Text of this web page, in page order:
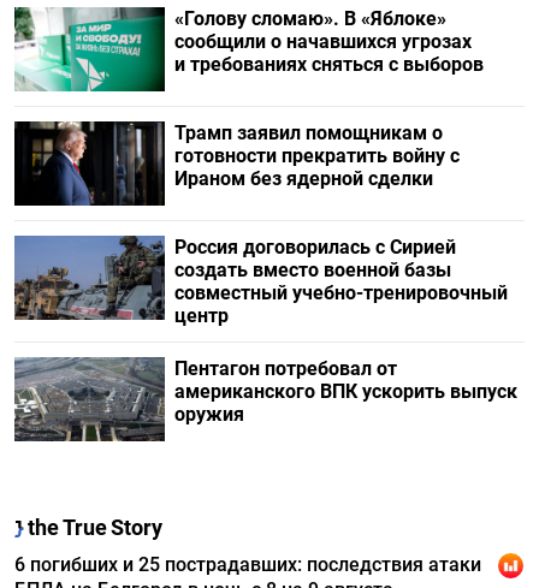
«Голову сломаю». В «Яблоке»
сообщили о начавшихся угрозах
и требованиях сняться с выборов
Трамп заявил помощникам о
готовности прекратить войну с
Ираном без ядерной сделки
Россия договорилась с Сирией
создать вместо военной базы
совместный учебно-тренировочный
центр
Пентагон потребовал от
американского ВПК ускорить выпуск
оружия